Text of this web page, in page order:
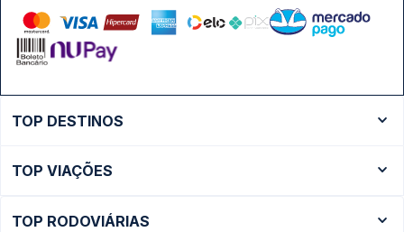
TOP DESTINOS
Ônibus São Paulo
Ônibus Brasília
TOP VIAÇÕES
TOP RODOVIÁRIAS